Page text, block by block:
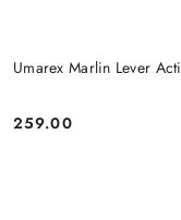
Umarex Marlin Lever
Cena:
259.00